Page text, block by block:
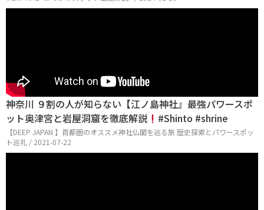
神奈川 ９割の人が知らない【江ノ島神社』最強パワースポ
ット奥津宮と岩屋洞窟を徹底解説
#Shinto #shrine
【DEEP JAPAN 】首都圏のオススメ神社仏閣を巡る旅 歴史探索とパワースポッ
ト巡礼 / 2021-07-22